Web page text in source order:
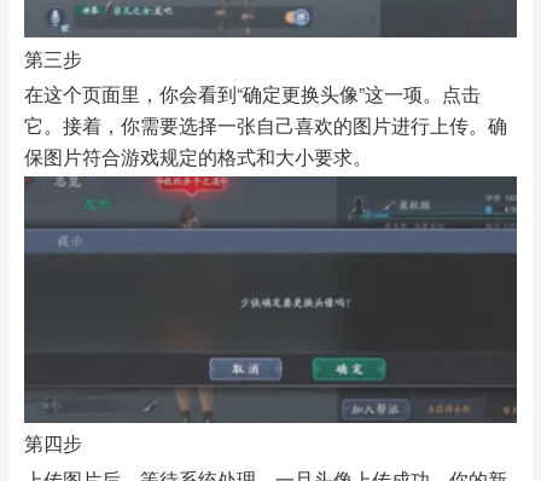
第三步
在这个页面里，你会看到“确定更换头像”这一项。点击
它。接着，你需要选择一张自己喜欢的图片进行上传。确
保图片符合游戏规定的格式和大小要求。
第四步